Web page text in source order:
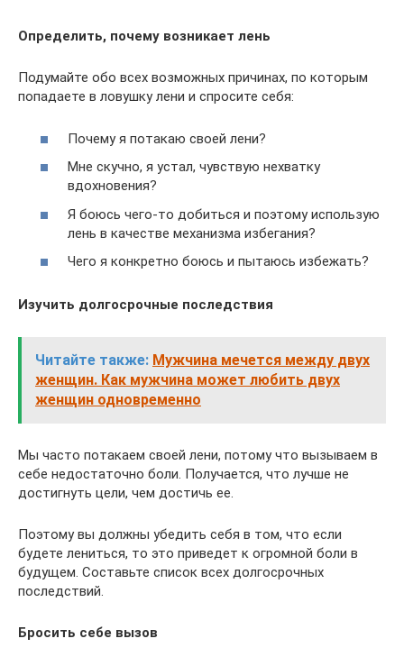
Определить, почему возникает лень
Подумайте обо всех возможных причинах, по которым
попадаете в ловушку лени и спросите себя:
Почему я потакаю своей лени?
Мне скучно, я устал, чувствую нехватку
вдохновения?
Я боюсь чего-то добиться и поэтому использую
лень в качестве механизма избегания?
Чего я конкретно боюсь и пытаюсь избежать?
Изучить долгосрочные последствия
Читайте также: Мужчина мечется между двух
женщин. Как мужчина может любить двух
женщин одновременно
Мы часто потакаем своей лени, потому что вызываем в
себе недостаточно боли. Получается, что лучше не
достигнуть цели, чем достичь ее.
Поэтому вы должны убедить себя в том, что если
будете лениться, то это приведет к огромной боли в
будущем. Составьте список всех долгосрочных
последствий.
Бросить себе вызов